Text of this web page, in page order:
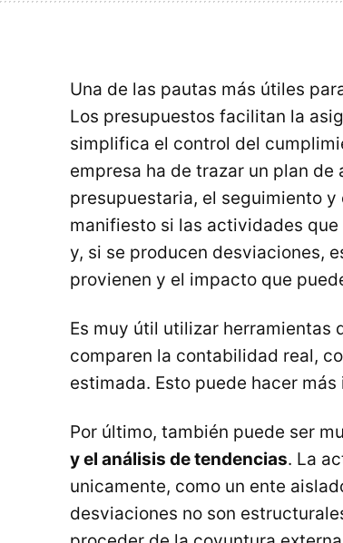
Una de las pautas más útiles
Los presupuestos facilitan la
simplifica el control del
empresa ha de trazar un plan
presupuestaria, el seguimiento
manifiesto si las actividades
y, si se producen desviaciones,
provienen y el impacto que
Es muy útil utilizar herramientas
comparen la contabilidad real,
estimada. Esto puede hacer
Por último, también puede ser
y el análisis de tendencias. La
unicamente, como un ente
desviaciones no son